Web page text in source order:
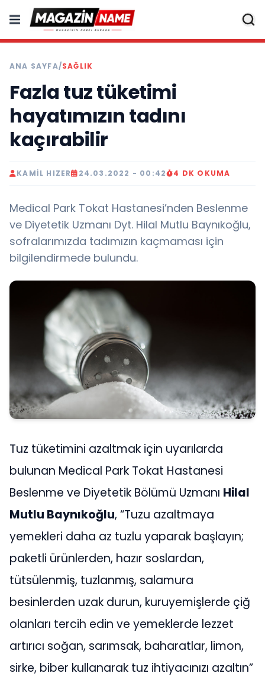
ANA SAYFA/SAĞLIK
Fazla tuz tüketimi
hayatımızın tadını
kaçırabilir
KAMIL HIZER 24.03.2022 - 00:42 4 DK OKUMA
Medical Park Tokat Hastanesi’nden Beslenme
ve Diyetetik Uzmanı Dyt. Hilal Mutlu Baynıkoğlu,
sofralarımızda tadımızın kaçmaması için
bilgilendirmede bulundu.
Tuz tüketimini azaltmak için uyarılarda
bulunan Medical Park Tokat Hastanesi
Beslenme ve Diyetetik Bölümü Uzmanı Hilal
Mutlu Baynıkoğlu, “Tuzu azaltmaya
yemekleri daha az tuzlu yaparak başlayın;
paketli ürünlerden, hazır soslardan,
tütsülenmiş, tuzlanmış, salamura
besinlerden uzak durun, kuruyemişlerde çiğ
olanları tercih edin ve yemeklerde lezzet
artırıcı soğan, sarımsak, baharatlar, limon,
sirke, biber kullanarak tuz ihtiyacınızı azaltın”